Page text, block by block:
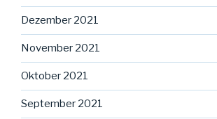
Dezember 2021
November 2021
Oktober 2021
September 2021